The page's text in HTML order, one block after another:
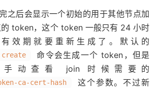
之后会显示一个初始的用于其他节点加
token，这个 token 一般只有 24 小时
效期就要重新生成了。默认的
create
命令会生成一个 token，但是
动查看 join 时候需要的
ca-cert-hash
这个参数。不过新